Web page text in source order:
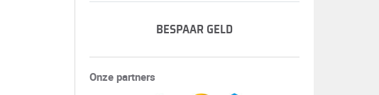
BESPAAR GELD
Onze partners